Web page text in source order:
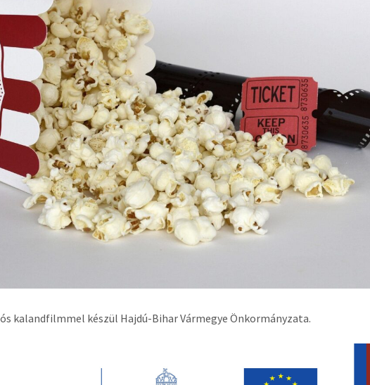
kalandfilmmel készül Hajdú-Bihar Vármegye Önkormányzata.